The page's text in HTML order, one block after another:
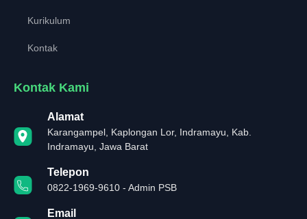
Kurikulum
Kontak
Kontak Kami
Alamat
Karangampel, Kaplongan Lor, Indramayu, Kab.
Indramayu, Jawa Barat
Telepon
0822-1969-9610 - Admin PSB
Email